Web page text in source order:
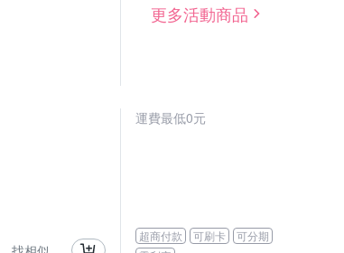
更多活動商品
運費最低0元
超商付款 可刷卡
可分期